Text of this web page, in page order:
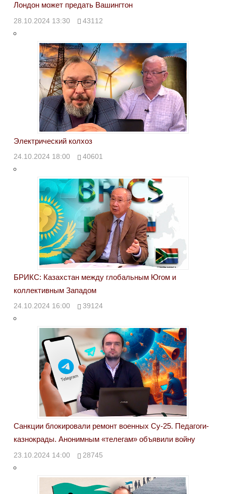
Лондон может предать Вашингтон
28.10.2024 13:30 43112
Электрический колхоз
24.10.2024 18:00 40601
БРИКС: Казахстан между глобальным Югом и
коллективным Западом
24.10.2024 16:00 39124
Санкции блокировали ремонт военных Су-25. Педагоги-
казнокрады. Анонимным «телегам» объявили войну
23.10.2024 14:00 28745